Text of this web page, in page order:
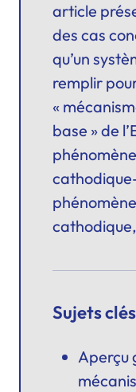
article
des cas
qu’un
remplir
«
base » de
cathodique,
Sujets clés
Aperçu